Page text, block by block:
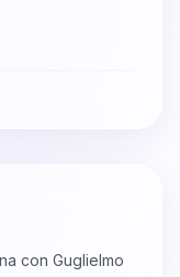
con Guglielmo